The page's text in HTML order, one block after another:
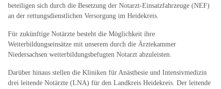
beteiligen sich durch die Besetzung der Notarzt-Einsatzfahrzeuge (NEF)
an der rettungsdienstlichen Versorgung im Heidekreis.
Für zukünftige Notärzte besteht die Möglichkeit ihre
Weiterbildungseinsätze mit unserem durch die Ärztekammer
Niedersachsen weiterbildungsbefugten Notarzt abzuleisten.
Darüber hinaus stellen die Kliniken für Anästhesie und Intensivmedizin
drei leitende Notärzte (LNA) für den Landkreis Heidekreis. Der leitende